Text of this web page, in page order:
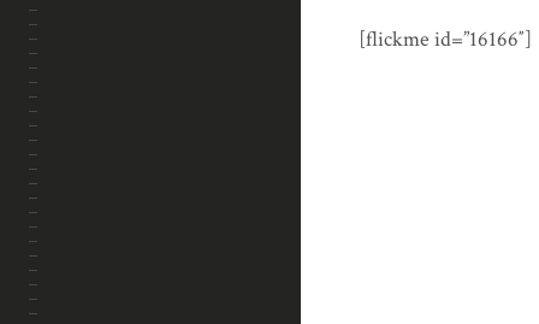
[flickme id=”16166″]